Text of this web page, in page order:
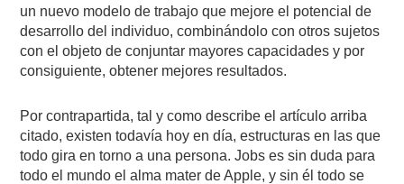
un nuevo modelo de trabajo que mejore el potencial de
desarrollo del individuo, combinándolo con otros sujetos
con el objeto de conjuntar mayores capacidades y por
consiguiente, obtener mejores resultados.
Por contrapartida, tal y como describe el artículo arriba
citado, existen todavía hoy en día, estructuras en las que
todo gira en torno a una persona. Jobs es sin duda para
todo el mundo el alma mater de Apple, y sin él todo se